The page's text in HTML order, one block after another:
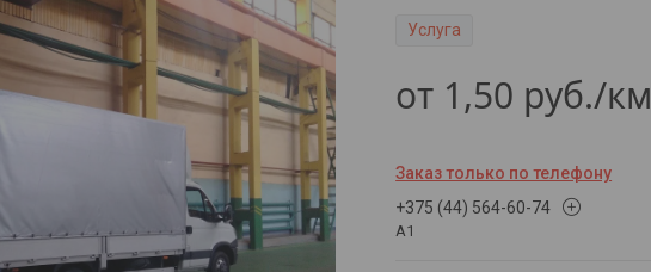
Услуга
от 1,50 руб./км
Заказ только по телефону
+375 (44) 564-60-74
А1